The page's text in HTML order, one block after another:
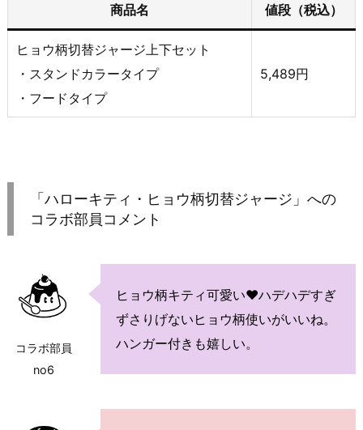
商品名 値段（税込）
ヒョウ柄切替ジャージ上下セット
・スタンドカラータイプ
・フードタイプ
5,489円
「ハローキティ・ヒョウ柄切替ジャージ」への
コラボ部員コメント
コラボ部員
no6
ヒョウ柄キティ可愛い♥ハデハデすぎ
ずさりげないヒョウ柄使いがいいね。
ハンガー付きも嬉しい。